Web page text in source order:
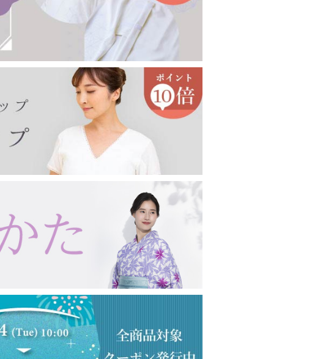
コート・羽織り・ショール
コート 羽織り
薄コート・羽織
ショール・ストール
眼鏡ケース
キーホルダー・キーケース
その他アクセサリー
女性向け
念珠・数珠
女性用 男性用 ブレスレット